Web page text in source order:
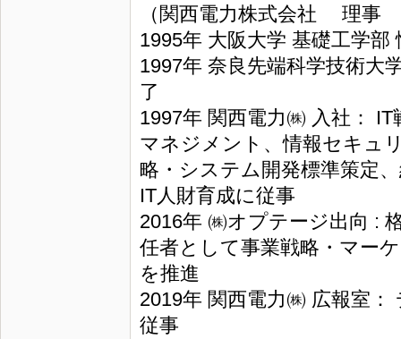
（関西電力株式会社 理事
1995年 大阪大学 基礎工学部
1997年 奈良先端科学技術大
了
1997年 関西電力㈱ 入社：
マネジメント、情報セキュ
略・システム開発標準策定
IT人財育成に従事
2016年 ㈱オプテージ出向 :
任者として事業戦略・マー
を推進
2019年 関西電力㈱ 広報室
従事